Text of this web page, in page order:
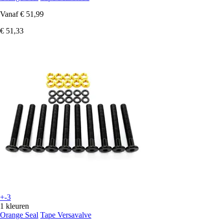
Vanaf € 51,99
€ 51,33
+-3
1 kleuren
Orange Seal Tape Versavalve